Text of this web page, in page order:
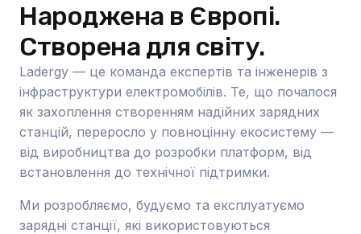
Народжена в Європі.
Створена для світу.
Ladergy — це команда експертів та інженерів з
інфраструктури електромобілів. Те, що почалося
як захоплення створенням надійних зарядних
станцій, переросло у повноцінну екосистему —
від виробництва до розробки платформ, від
встановлення до технічної підтримки.
Ми розробляємо, будуємо та експлуатуємо
зарядні станції, які використовуються